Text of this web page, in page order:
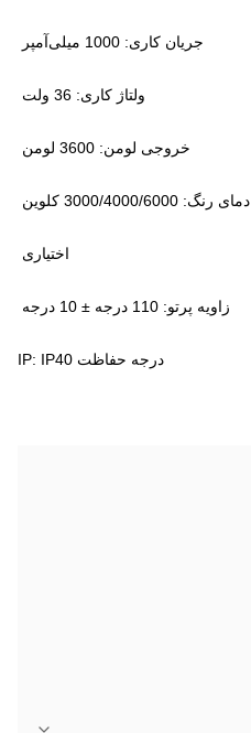
جریان کاری: 1000 میلی‌آمپر
ولتاژ کاری: 36 ولت
خروجی لومن: 3600 لومن
دمای رنگ: 3000/4000/6000 کلوین
زاویه پرتو: 110 درجه ± 10 درجه
درجه حفاظت IP: IP40